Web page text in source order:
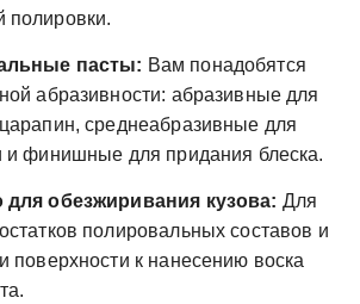
пасты: Вам понадобятся
абразивности: абразивные для
среднеабразивные для
и финишные для придания блеска.
для обезжиривания кузова: Для
полировальных составов и
поверхности к нанесению воска